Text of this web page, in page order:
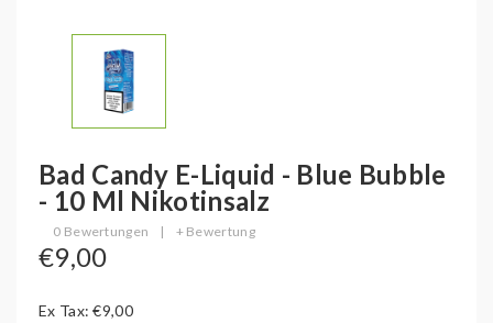
Bad Candy E-Liquid - Blue Bubble
- 10 Ml Nikotinsalz
0 Bewertungen | + Bewertung
€9,00
Ex Tax: €9,00